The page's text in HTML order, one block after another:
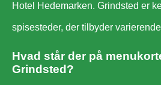
Hotel Hedemarken. Grindsted er
spisesteder, der tilbyder
Hvad står der på
Grindsted?